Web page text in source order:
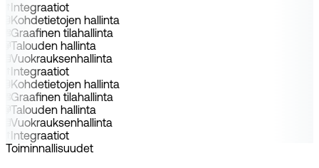
Integraatiot
Kohdetietojen hallinta
Graafinen tilahallinta
Talouden hallinta
Vuokrauksenhallinta
Integraatiot
Kohdetietojen hallinta
Graafinen tilahallinta
Talouden hallinta
Vuokrauksenhallinta
Integraatiot
Toiminnallisuudet